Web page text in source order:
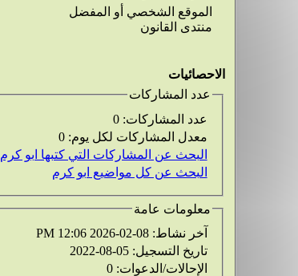
الموقع الشخصي أو المفضل
منتدى القانون
الاحصائيات
عدد المشاركات
عدد المشاركات: 0
معدل المشاركات لكل يوم: 0
البحث عن المشاركات التي كتبها ابو كرم
البحث عن كل مواضيع ابو كرم
معلومات عامة
آخر نشاط: 08-02-2026
12:06 PM
تاريخ التسجيل: 05-08-2022
الإحالات/الدعوات: 0